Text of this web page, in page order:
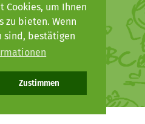
Cookies, um Ihnen
zu bieten. Wenn
sind, bestätigen
Zustimmen